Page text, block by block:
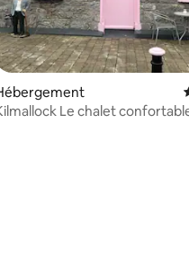
sur 5
sur la base de 180
Le chalet